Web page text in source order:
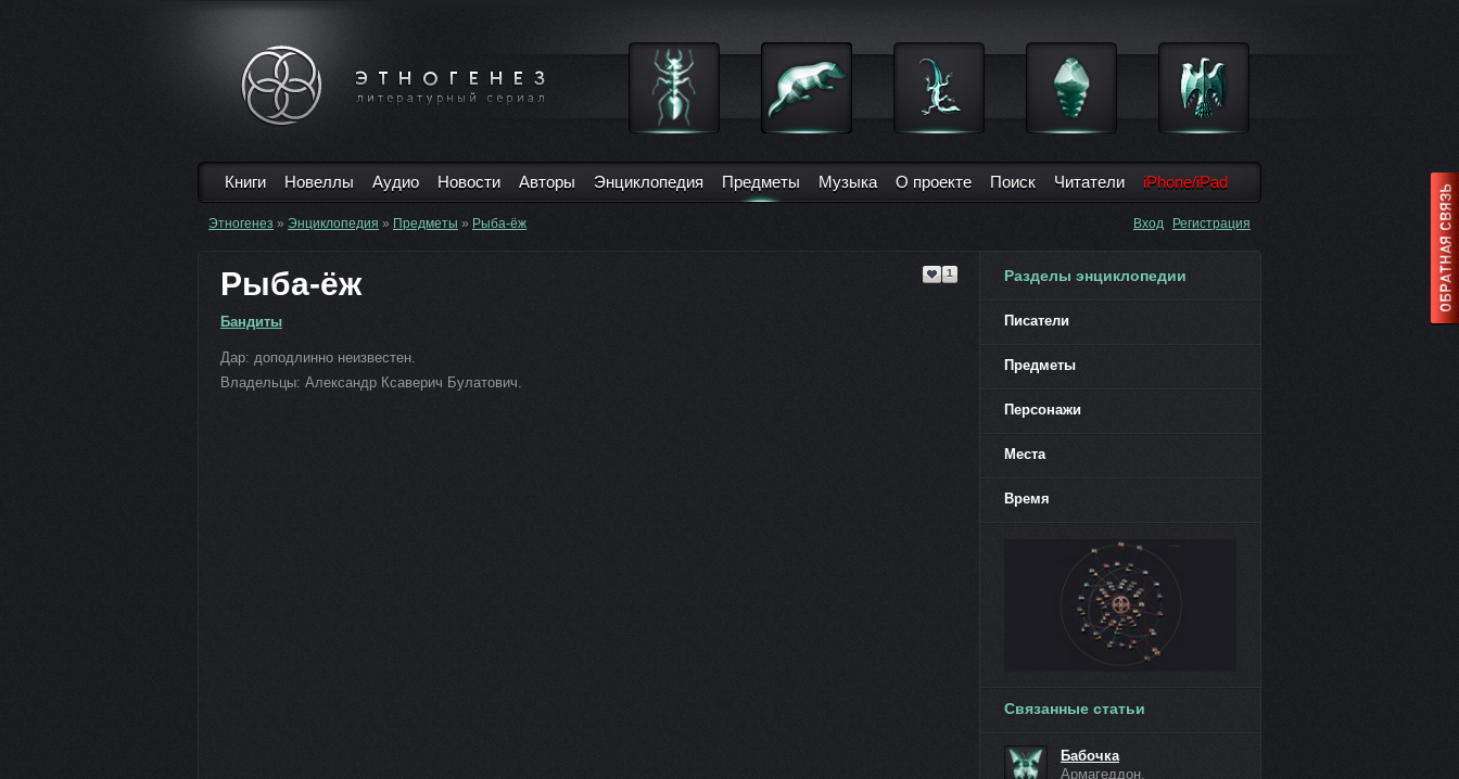
Книги Новеллы Аудио Новости Авторы Энциклопедия Предметы Музыка О проекте Поиск Читатели iPhone/iPad
Вход Регистрация
Этногенез » Энциклопедия » Предметы » Рыба-ёж
1
Рыба-ёж
Бандиты
Дар: доподлинно неизвестен.
Владельцы: Александр Ксаверич Булатович.
Разделы энциклопедии
Писатели
Предметы
Персонажи
Места
Время
Связанные статьи
Бабочка
Армагеддон,